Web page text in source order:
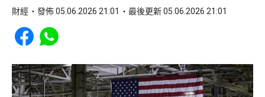
財經 發佈 05.06.2026 21:01 最後更新 05.06.2026 21:01
Share to Facebook
Share to WhatsApp